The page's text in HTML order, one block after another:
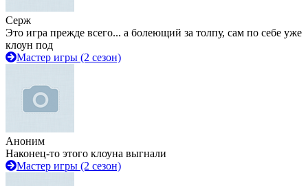
Серж
Это игра прежде всего... а болеющий за толпу, сам по себе уже
клоун под
Мастер игры (2 сезон)
Аноним
Наконец-то этого клоуна выгнали
Мастер игры (2 сезон)